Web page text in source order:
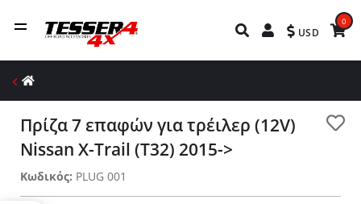
USD
0
Πρίζα 7 επαφών για τρέιλερ (12V)
Nissan X-Trail (T32) 2015->
Κωδικός: PLUG 001